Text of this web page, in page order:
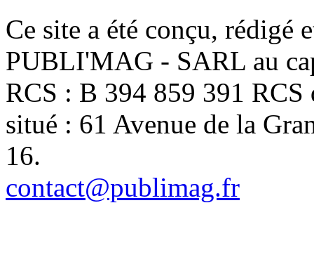
Ce site a été conçu, rédigé
PUBLI'MAG - SARL au
RCS : B 394 859 391 RCS
situé : 61 Avenue de la
16.
contact@publimag.fr